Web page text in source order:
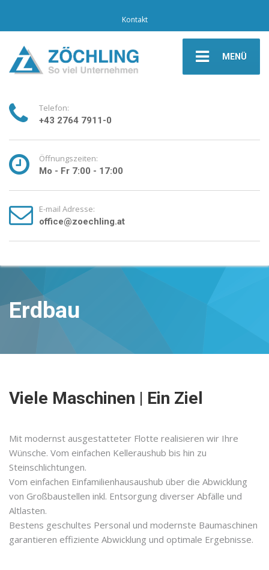
Kontakt
MENÜ
Telefon:
+43 2764 7911-0
Öffnungszeiten:
Mo - Fr 7:00 - 17:00
E-mail Adresse:
office@zoechling.at
Erdbau
Viele Maschinen | Ein Ziel
Mit modernst ausgestatteter Flotte realisieren wir Ihre
Wünsche. Vom einfachen Kelleraushub bis hin zu
Steinschlichtungen.
Vom einfachen Einfamilienhausaushub über die Abwicklung
von Großbaustellen inkl. Entsorgung diverser Abfälle und
Altlasten.
Bestens geschultes Personal und modernste Baumaschinen
garantieren effiziente Abwicklung und optimale Ergebnisse.